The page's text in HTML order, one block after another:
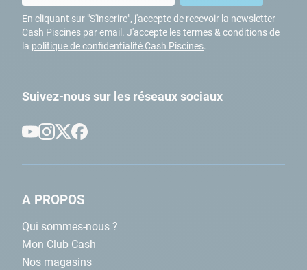
En cliquant sur "S'inscrire", j'accepte de recevoir la newsletter
Cash Piscines par email. J'accepte les termes & conditions de
la politique de confidentialité Cash Piscines.
Suivez-nous sur les réseaux sociaux
A PROPOS
Qui sommes-nous ?
Mon Club Cash
Nos magasins